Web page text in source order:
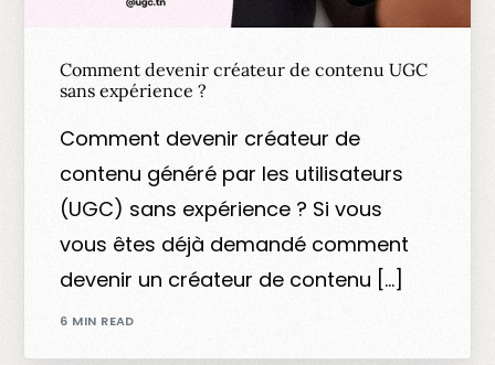
Comment devenir créateur de contenu UGC
sans expérience ?
Comment devenir créateur de
contenu généré par les utilisateurs
(UGC) sans expérience ? Si vous
vous êtes déjà demandé comment
devenir un créateur de contenu […]
6 MIN READ